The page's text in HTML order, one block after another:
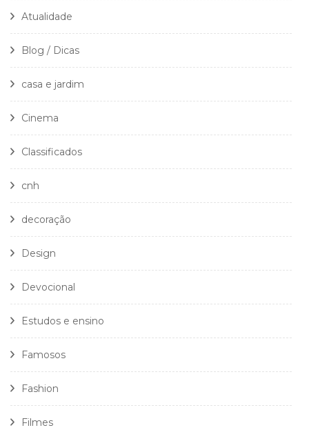
Atualidade
Blog / Dicas
casa e jardim
Cinema
Classificados
cnh
decoração
Design
Devocional
Estudos e ensino
Famosos
Fashion
Filmes